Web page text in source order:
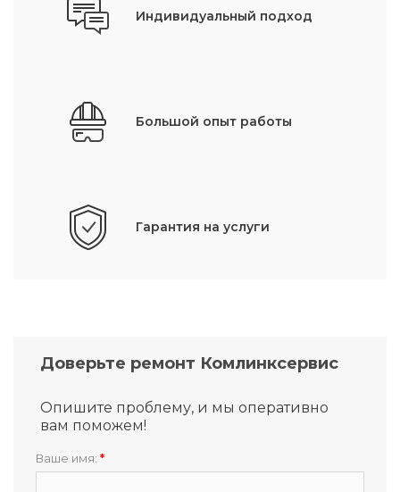
Индивидуальный подход
Большой опыт работы
Гарантия на услуги
Доверьте ремонт Комлинксервис
Опишите проблему, и мы оперативно
вам поможем!
Ваше имя: *